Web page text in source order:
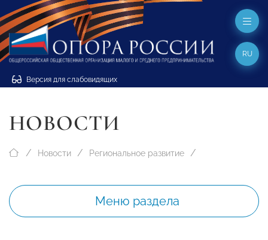
Версия для слабовидящих
RU
НОВОСТИ
Новости Региональное развитие
Меню раздела